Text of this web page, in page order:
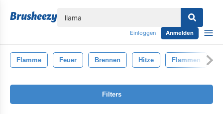
Einloggen Anmelden
Flamme Feuer Brennen Hitze Flammen
Filters